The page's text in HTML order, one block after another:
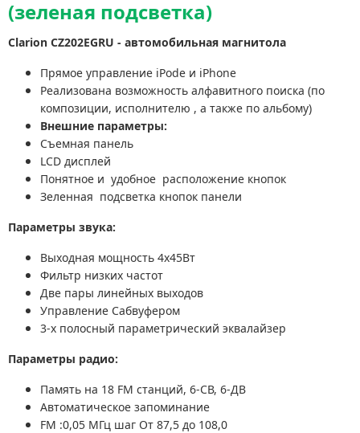
(зеленая подсветка)
Clarion CZ202EGRU - автомобильная магнитола
Прямое управление iPode и iPhone
Реализована возможность алфавитного поиска (по
композиции, исполнителю , а также по альбому)
Внешние параметры:
Съемная панель
LCD дисплей
Понятное и удобное расположение кнопок
Зеленная подсветка кнопок панели
Параметры звука:
Выходная мощность 4х45Вт
Фильтр низких частот
Две пары линейных выходов
Управление Сабвуфером
3-х полосный параметрический эквалайзер
Параметры радио:
Память на 18 FM станций, 6-СВ, 6-ДВ
Автоматическое запоминание
FM :0,05 МГц шаг От 87,5 до 108,0